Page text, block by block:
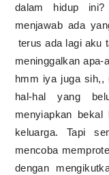
dalam hidup ini?
menjawab ada
terus ada lagi aku
meninggalkan apa-
hmm iya juga sih,,
hal-hal yang
menyiapkan
keluarga. Tapi
mencoba
dengan